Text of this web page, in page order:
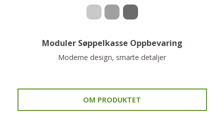
Moduler Søppelkasse Oppbevaring
Moderne design, smarte detaljer
OM PRODUKTET